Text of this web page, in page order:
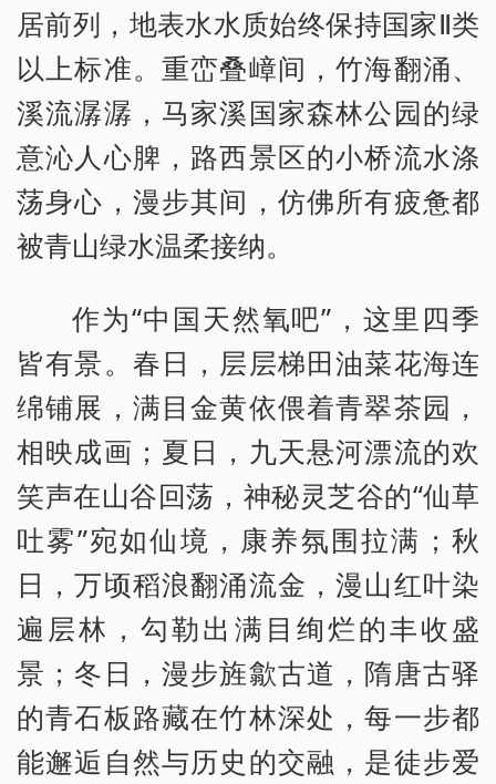
居前列，地表水水质始终保持国家Ⅱ类
以上标准。重峦叠嶂间，竹海翻涌、
溪流潺潺，马家溪国家森林公园的绿
意沁人心脾，路西景区的小桥流水涤
荡身心，漫步其间，仿佛所有疲惫都
被青山绿水温柔接纳。
作为“中国天然氧吧”，这里四季
皆有景。春日，层层梯田油菜花海连
绵铺展，满目金黄依偎着青翠茶园，
相映成画；夏日，九天悬河漂流的欢
笑声在山谷回荡，神秘灵芝谷的“仙草
吐雾”宛如仙境，康养氛围拉满；秋
日，万顷稻浪翻涌流金，漫山红叶染
遍层林，勾勒出满目绚烂的丰收盛
景；冬日，漫步旌歙古道，隋唐古驿
的青石板路藏在竹林深处，每一步都
能邂逅自然与历史的交融，是徒步爱